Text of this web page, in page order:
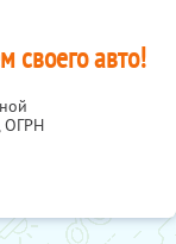
своего авто!
ОГРН